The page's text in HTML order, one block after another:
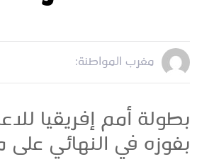
مغرب المواطنة:
بطولة أمم إفريقيا
بفوزه في النهائي على